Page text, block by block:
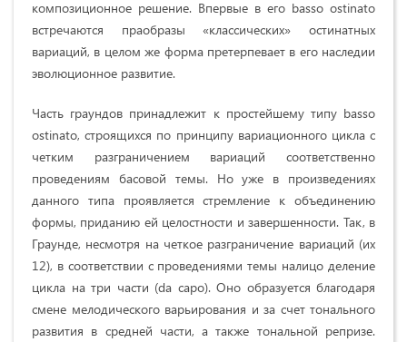
композиционное решение. Впервые в его basso ostinato
встречаются праобразы «классических» остинатных
вариаций, в целом же форма претерпевает в его наследии
эволюционное развитие.
Часть граундов принадлежит к простейшему типу basso
ostinato, строящихся по принципу вариационного цикла с
четким разграничением вариаций соответственно
проведениям басовой темы. Но уже в произведениях
данного типа проявляется стремление к объединению
формы, приданию ей целостности и завершенности. Так, в
Граунде, несмотря на четкое разграничение вариаций (их
12), в соответствии с проведениями темы налицо деление
цикла на три части (da capo). Оно образуется благодаря
смене мелодического варьирования и за счет тонального
развития в средней части, а также тональной репризе.